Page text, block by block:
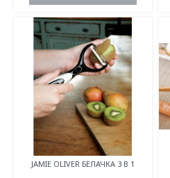
JAMIE OLIVER БЕЛАЧКА 3 В 1